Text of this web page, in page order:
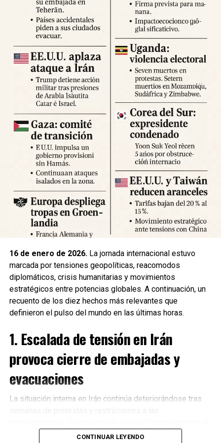
Expertos advierten sobre la posibilidad de réplicas
significativas y llaman a mantener la calma y preparar
suministros básicos. Las autoridades locales han
habilitado centros de atención para damnificados y piden a
la ciudadanía priorizar la seguridad y la cooperación con
los equipos de respuesta.
Fuente: 5to Poder Agencia de Noticias
Recibe las noticias al instante
16 de enero de 2026. La jornada internacional estuvo
marcada por tensiones geopolíticas, reacomodos
diplomáticos, crisis humanitarias y movimientos
estratégicos entre potencias globales. A continuación, un
recuento de los diez hechos más relevantes que
definieron el pulso del mundo en las últimas horas.
1. Escalada de tensión en Irán
provoca cierre de embajadas y
evacuaciones
La situación interna en Irán continúa deteriorándose tras
cierre de su embajada en Teherány la evacuación
CONTINUAR LEYENDO